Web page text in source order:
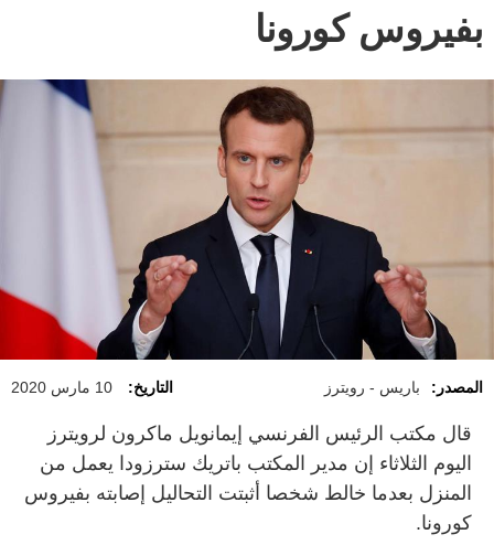
بفيروس كورونا
المصدر: باريس - رويترز التاريخ: 10 مارس 2020
قال مكتب الرئيس الفرنسي إيمانويل ماكرون لرويترز
اليوم الثلاثاء إن مدير المكتب باتريك سترزودا يعمل من
المنزل بعدما خالط شخصا أثبتت التحاليل إصابته بفيروس
كورونا.